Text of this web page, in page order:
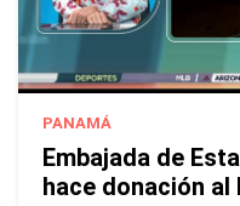
PANAMÁ
Embajada de
hace donación al